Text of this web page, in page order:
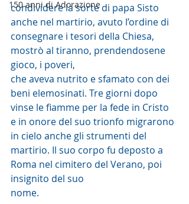
150 anni di Adorazione
condividere la sorte di papa Sisto
anche nel martirio, avuto l’ordine di
consegnare i tesori della Chiesa,
mostrò al tiranno, prendendosene
gioco, i poveri,
che aveva nutrito e sfamato con dei
beni elemosinati. Tre giorni dopo
vinse le fiamme per la fede in Cristo
e in onore del suo trionfo migrarono
in cielo anche gli strumenti del
martirio. Il suo corpo fu deposto a
Roma nel cimitero del Verano, poi
insignito del suo
nome.